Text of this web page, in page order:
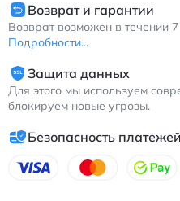
Возврат и гарантии
Возврат возможен в течении
Подробности...
Защита данных
Для этого мы используем
блокируем новые угрозы.
Безопасность платежей